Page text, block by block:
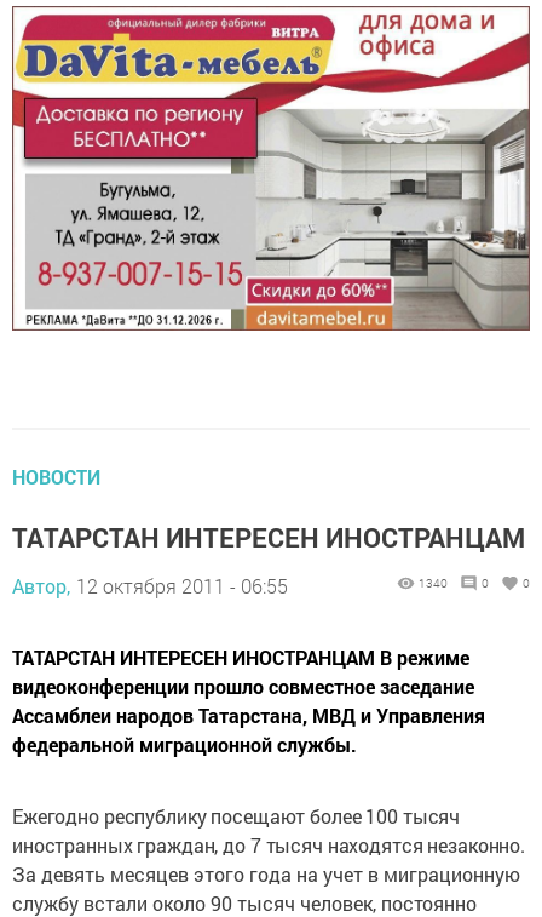
НОВОСТИ
ТАТАРСТАН ИНТЕРЕСЕН ИНОСТРАНЦАМ
Автор, 12 октября 2011 - 06:55 1340 0 0
ТАТАРСТАН ИНТЕРЕСЕН ИНОСТРАНЦАМ В режиме
видеоконференции прошло совместное заседание
Ассамблеи народов Татарстана, МВД и Управления
федеральной миграционной службы.
Ежегодно республику посещают более 100 тысяч
иностранных граждан, до 7 тысяч находятся незаконно.
За девять месяцев этого года на учет в миграционную
службу встали около 90 тысяч человек, постоянно